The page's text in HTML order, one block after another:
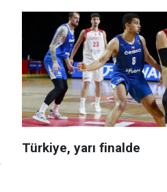
Türkiye, yarı finalde